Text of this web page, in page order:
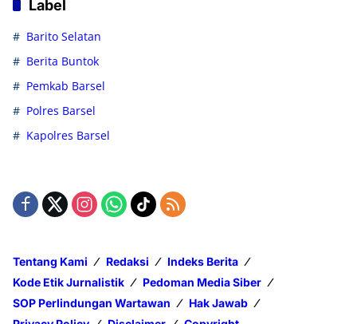
Label
Barito Selatan
Berita Buntok
Pemkab Barsel
Polres Barsel
Kapolres Barsel
Tentang Kami Redaksi
Indeks Berita
Kode Etik Jurnalistik
Pedoman Media Siber
SOP Perlindungan Wartawan
Hak Jawab